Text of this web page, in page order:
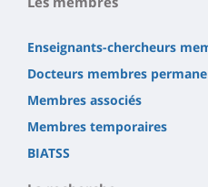
Enseignants-chercheurs
Docteurs membres
Membres associés
Membres temporaires
BIATSS